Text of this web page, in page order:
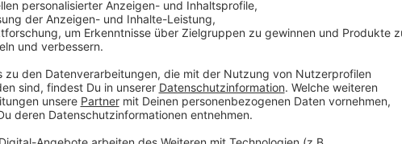
Wer mag, kann sich bis Mittwoch, 15. Mai, per E-Mail
mit Lebenslauf und Motivationsschreiben (auf
echange.jobdete@toulouse-metropole.fr und
bewerben.
Die Meldung der Stadt